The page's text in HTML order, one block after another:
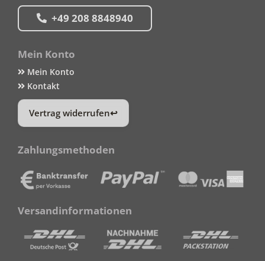
+49 208 8848940
Mein Konto
Mein Konto
Kontakt
Vertrag widerrufen
Zahlungsmethoden
Versandinformationen